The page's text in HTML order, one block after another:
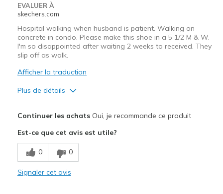
EVALUER À
skechers.com
Hospital walking when husband is patient. Walking on
concrete in condo. Please make this shoe in a 5 1/2 M & W.
I'm so disappointed after waiting 2 weeks to received. They
slip off as walk.
Afficher la traduction
Plus de détails
Breathe Well
Comfortable
Continuer les achatsOui, je recommande ce produit
Est-ce que cet avis est utile?
0 0
Signaler cet avis